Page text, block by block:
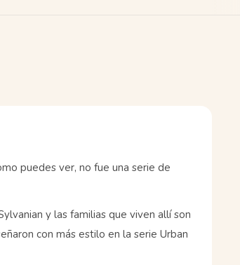
puedes ver, no fue una serie de
y las familias que viven allí son
con más estilo en la serie Urban